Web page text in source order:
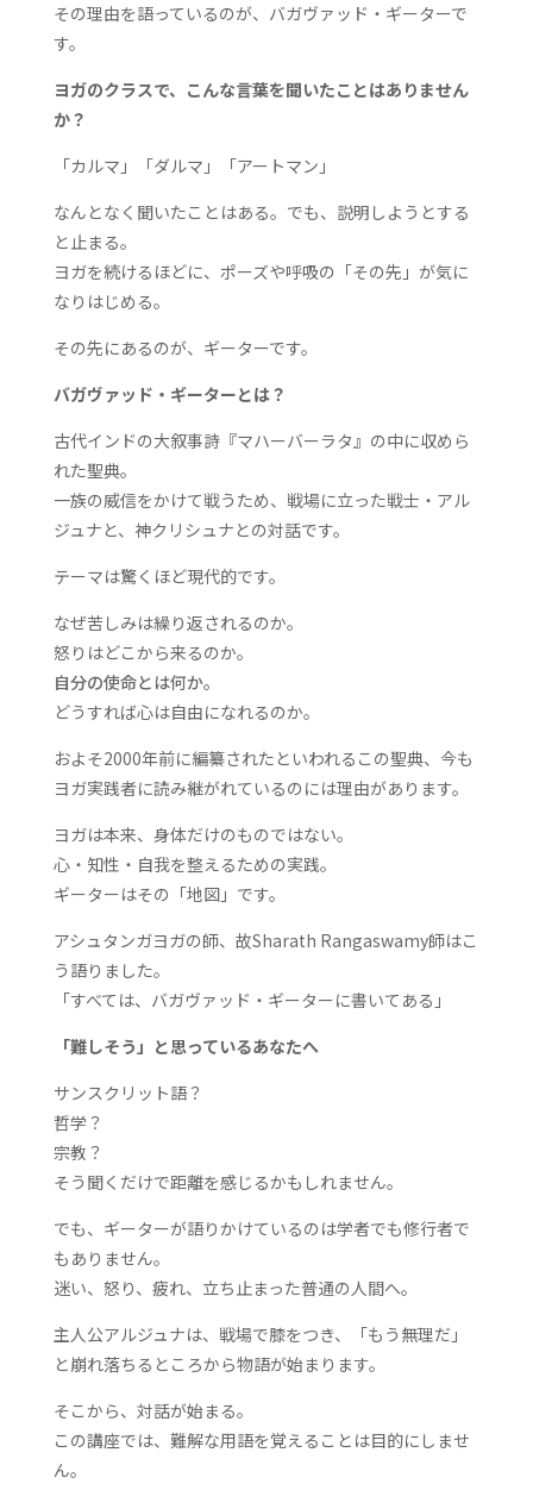
その理由を語っているのが、バガヴァッド・ギーターで
す。
ヨガのクラスで、こんな言葉を聞いたことはありません
か？
「カルマ」「ダルマ」「アートマン」
なんとなく聞いたことはある。 でも、説明しようとする
と止まる。
ヨガを続けるほどに、 ポーズや呼吸の「その先」が気に
なりはじめる。
その先にあるのが、ギーターです。
バガヴァッド・ギーターとは？
古代インドの大叙事詩『マハーバーラタ』の中に収めら
れた聖典。
一族の威信をかけて戦うため、戦場に立った戦士・アル
ジュナと、神クリシュナとの対話です。
テーマは驚くほど現代的です。
なぜ苦しみは繰り返されるのか。
怒りはどこから来るのか。
自分の使命とは何か。
どうすれば心は自由になれるのか。
およそ2000年前に編纂されたといわれるこの聖典、 今も
ヨガ実践者に読み継がれているのには理由があります。
ヨガは本来、身体だけのものではない。
心・知性・自我を整えるための実践。
ギーターはその「地図」です。
アシュタンガヨガの師、故Sharath Rangaswamy師はこ
う語りました。
「すべては、バガヴァッド・ギーターに書いてある」
「難しそう」と思っているあなたへ
サンスクリット語？
哲学？
宗教？
そう聞くだけで距離を感じるかもしれません。
でも、ギーターが語りかけているのは学者でも修行者で
もありません。
迷い、怒り、疲れ、立ち止まった普通の人間へ。
主人公アルジュナは、戦場で膝をつき、
「もう無理だ」
と崩れ落ちるところから物語が始まります。
そこから、対話が始まる。
この講座では、難解な用語を覚えることは目的にしませ
ん。